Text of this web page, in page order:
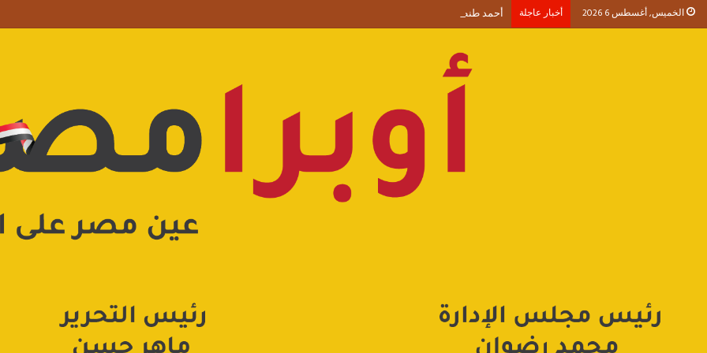
الخميس, أغسطس 6 2026 أخبار عاجلة أحمد طنطاوي يكتب حين يصبح الوجود علامة استفهام